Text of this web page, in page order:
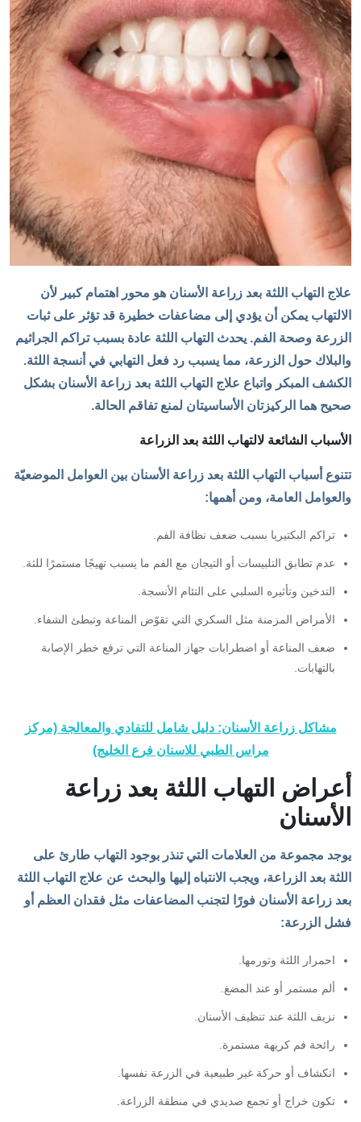
علاج التهاب اللثة بعد زراعة الأسنان هو محور اهتمام كبير لأن
الالتهاب يمكن أن يؤدي إلى مضاعفات خطيرة قد تؤثر على ثبات
الزرعة وصحة الفم. يحدث التهاب اللثة عادة بسبب تراكم الجراثيم
والبلاك حول الزرعة، مما يسبب رد فعل التهابي في أنسجة اللثة.
الكشف المبكر واتباع علاج التهاب اللثة بعد زراعة الأسنان بشكل
صحيح هما الركيزتان الأساسيتان لمنع تفاقم الحالة.
الأسباب الشائعة لالتهاب اللثة بعد الزراعة
تتنوع أسباب التهاب اللثة بعد زراعة الأسنان بين العوامل الموضعيّة
والعوامل العامة، ومن أهمها:
تراكم البكتيريا بسبب ضعف نظافة الفم.
عدم تطابق التلبيسات أو التيجان مع الفم ما يسبب تهيجًا مستمرًا للثة.
التدخين وتأثيره السلبي على التئام الأنسجة.
الأمراض المزمنة مثل السكري التي تقوّض المناعة وتبطئ الشفاء.
ضعف المناعة أو اضطرابات جهاز المناعة التي ترفع خطر الإصابة
بالتهابات.
مشاكل زراعة الأسنان: دليل شامل للتفادي والمعالجة (مركز
مراس الطبي للاسنان فرع الخليج)
أعراض التهاب اللثة بعد زراعة
الأسنان
يوجد مجموعة من العلامات التي تنذر بوجود التهاب طارئ على
اللثة بعد الزراعة، ويجب الانتباه إليها والبحث عن علاج التهاب اللثة
بعد زراعة الأسنان فورًا لتجنب المضاعفات مثل فقدان العظم أو
فشل الزرعة:
احمرار اللثة وتورمها.
ألم مستمر أو عند المضغ.
نزيف اللثة عند تنظيف الأسنان.
رائحة فم كريهة مستمرة.
انكشاف أو حركة غير طبيعية في الزرعة نفسها.
تكون خراج أو تجمع صديدي في منطقة الزراعة.